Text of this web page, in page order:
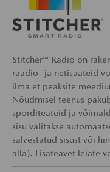
Stitcher™ Radio on
raadio- ja netisaateid
ilma et peaksite
Nõudmisel teenus
sporditeateid ja
sisu valitakse
salvestatud sisust või
alla). Lisateavet leiate